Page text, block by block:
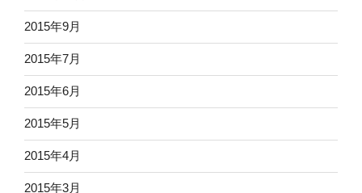
2015年9月
2015年7月
2015年6月
2015年5月
2015年4月
2015年3月